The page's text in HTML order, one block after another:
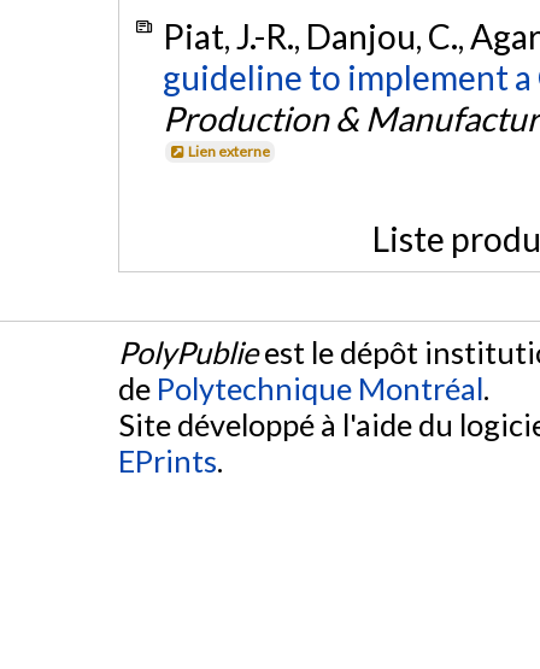
Piat, J.-R., Danjou, C.,
guideline to implement a
Production &
Lien externe
Liste
PolyPublieest le dépôt
de Polytechnique Montréal.
Site développé à l'aide du
EPrints.